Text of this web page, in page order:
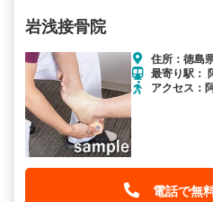
岩浅接骨院
住所：徳島
最寄り駅：
アクセス：
電話で無